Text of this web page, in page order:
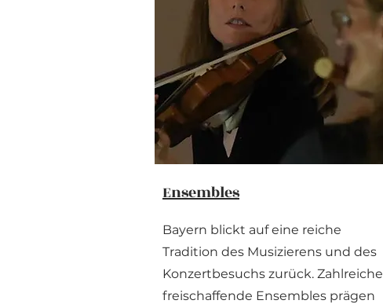
Ensembles
Bayern blickt auf eine reiche
Tradition des Musizierens und des
Konzertbesuchs zurück. Zahlreiche
freischaffende Ensembles prägen